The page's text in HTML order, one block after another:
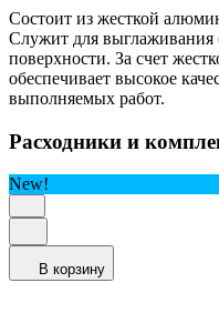
Состоит из жесткой
Служит для выглаживания
поверхности. За счет
обеспечивает высокое
выполняемых работ.
Расходники и
New!
В корзину